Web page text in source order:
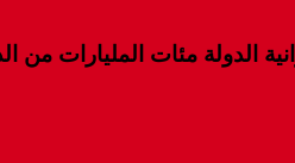
الدولة مئات المليارات من